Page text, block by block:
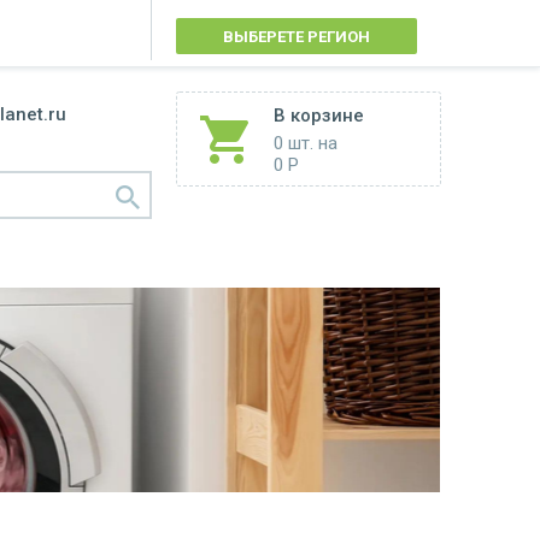
ВЫБЕРЕТЕ РЕГИОН
В корзине
0 шт. на
0 Р